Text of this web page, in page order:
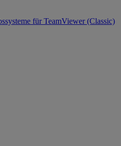
für TeamViewer (Classic)